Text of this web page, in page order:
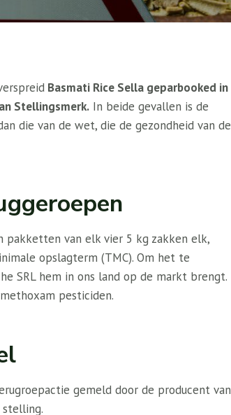
Basmati Rice Sella geparbooked in
Stellingsmerk. In beide gevallen is de
die van de wet, die de gezondheid van de
van elk vier 5 kg zakken elk,
opslagterm (TMC). Om het te
SRL hem in ons land op de markt brengt.
pesticiden.
gemeld door de producent van